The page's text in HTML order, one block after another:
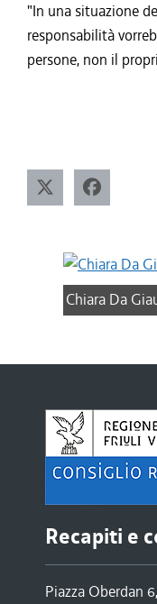
"In una situazione
responsabilità
persone, non il
Chiara Da
Recapiti e
Piazza Oberdan